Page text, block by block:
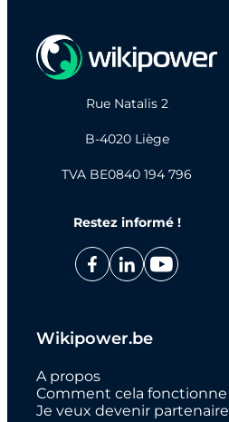
Rue Natalis 2
B-4020 Liège
TVA BE0840 194 796
Restez informé !
Wikipower.be
A propos
Comment cela fonctionne
Je veux devenir partenaire